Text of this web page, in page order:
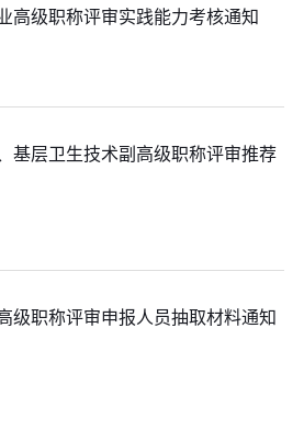
高级职称评审实践能力考核通知
基层卫生技术副高级职称评审推荐
级职称评审申报人员抽取材料通知